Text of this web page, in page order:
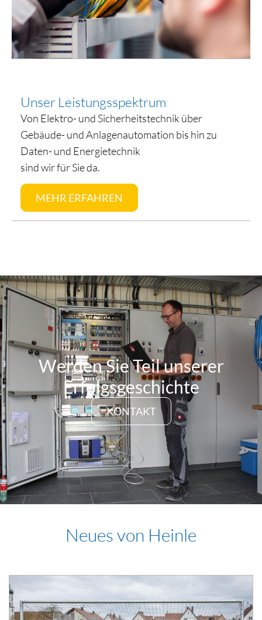
Unser Leistungsspektrum
Von Elektro- und Sicherheitstechnik über
Gebäude- und Anlagenautomation bis hin zu
Daten- und Energietechnik
sind wir für Sie da.
MEHR ERFAHREN
Werden Sie Teil unserer
Erfolgsgeschichte
KONTAKT
Neues von Heinle